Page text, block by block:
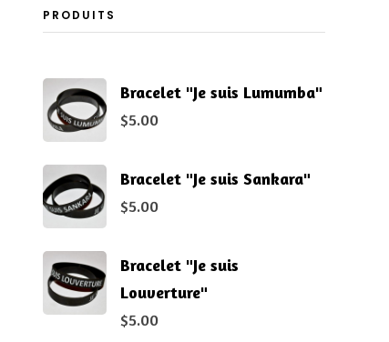
PRODUITS
Bracelet "Je suis Lumumba"
$5.00
Bracelet "Je suis Sankara"
$5.00
Bracelet "Je suis
Louverture"
$5.00